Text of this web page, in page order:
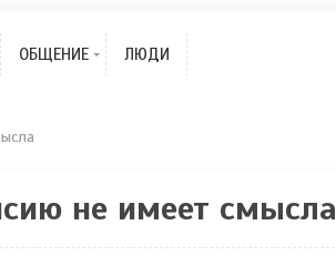
ОБЩЕНИЕ
О сайте ЛЮДИ
не имеет смысла